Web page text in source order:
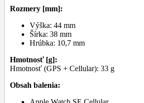
Rozmery [mm]:
Výška: 44 mm
Šírka: 38 mm
Hrúbka: 10,7 mm
Hmotnosť [g]:
Hmotnosť (GPS + Cellular): 33 g
Obsah balenia: